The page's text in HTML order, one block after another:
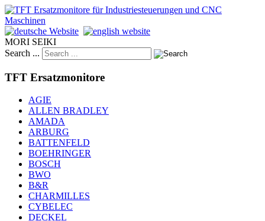
MORI SEIKI
Search ...
TFT Ersatzmonitore
AGIE
ALLEN BRADLEY
AMADA
ARBURG
BATTENFELD
BOEHRINGER
BOSCH
BWO
B&R
CHARMILLES
CYBELEC
DECKEL